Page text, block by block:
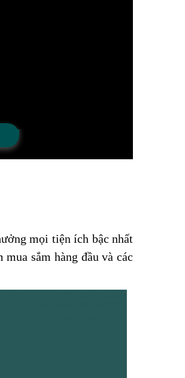
mọi tiện ích bậc nhất
sắm hàng đầu và các